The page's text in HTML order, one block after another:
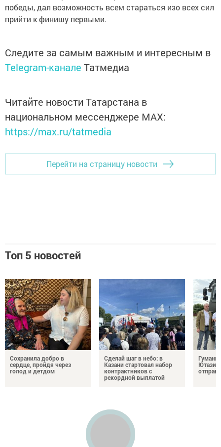
победы, дал возможность всем стараться изо всех сил
прийти к финишу первыми.
Следите за самым важным и интересным в
Telegram-канале Татмедиа
Читайте новости Татарстана в
национальном мессенджере MАХ:
https://max.ru/tatmedia
Перейти на страницу новости
Топ 5 новостей
Сохранила добро в
сердце, пройдя через
голод и детдом
Сделай шаг в небо: в
Казани стартовал набор
контрактников с
рекордной выплатой